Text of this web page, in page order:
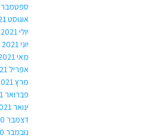
ספטמבר 2021
אוגוסט 2021
יולי 2021
יוני 2021
מאי 2021
אפריל 2021
מרץ 2021
פברואר 2021
ינואר 2021
דצמבר 2020
נובמבר 2020